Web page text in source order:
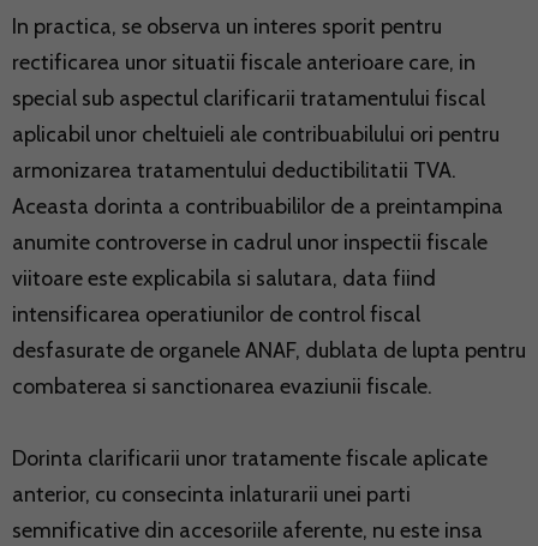
In practica, se observa un interes sporit pentru
rectificarea unor situatii fiscale anterioare care, in
special sub aspectul clarificarii tratamentului fiscal
aplicabil unor cheltuieli ale contribuabilului ori pentru
armonizarea tratamentului deductibilitatii TVA.
Aceasta dorinta a contribuabililor de a preintampina
anumite controverse in cadrul unor inspectii fiscale
viitoare este explicabila si salutara, data fiind
intensificarea operatiunilor de control fiscal
desfasurate de organele ANAF, dublata de lupta pentru
combaterea si sanctionarea evaziunii fiscale.
Dorinta clarificarii unor tratamente fiscale aplicate
anterior, cu consecinta inlaturarii unei parti
semnificative din accesoriile aferente, nu este insa